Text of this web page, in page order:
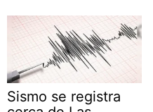
Sismo se registra